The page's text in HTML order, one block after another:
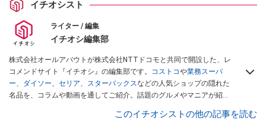
イチオシスト
ライター / 編集
イチオシ編集部
株式会社オールアバウトが株式会社NTTドコモと共同で開設した、レ
コメンドサイト『イチオシ』の編集部です。 コストコや業務スーパ
ー、 ダイソー、 セリア、 スターバックスなどの人気ショップの隠れた
名品を、コラムや動画を通してご紹介。話題のグルメやマニアが紹介
インフルエンサーが実際に使用してレビューしています。毎日トレン
このイチオシストの他の記事を読む